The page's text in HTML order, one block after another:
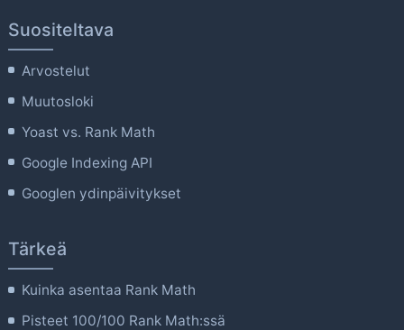
Suositeltava
Arvostelut
Muutosloki
Yoast vs. Rank Math
Google Indexing API
Googlen ydinpäivitykset
Tärkeä
Kuinka asentaa Rank Math
Pisteet 100/100 Rank Math:ssä